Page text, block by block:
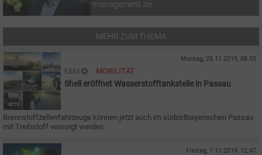
management.de
MEHR ZUM THEMA
Montag, 25.11.2019, 08:55
E&M MOBILITÄT
Shell eröffnet Wasserstofftankstelle in Passau
Brennstoffzellenfahrzeuge können jetzt auch im südostbayerischen Passau
mit Treibstoff versorgt werden.
Freitag, 1.11.2019, 12:47